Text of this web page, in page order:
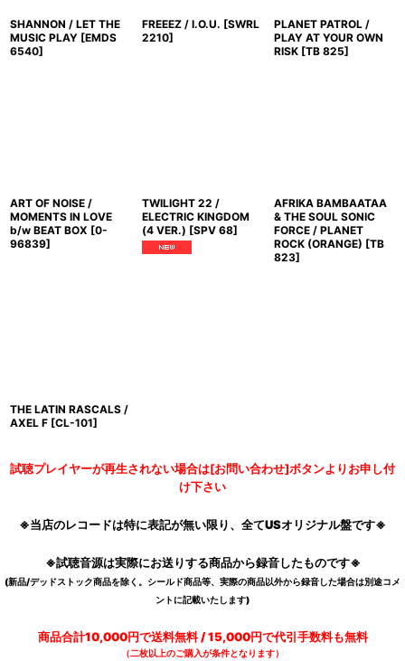
SHANNON / LET THE
MUSIC PLAY [EMDS
6540]
FREEEZ / I.O.U. [SWRL
2210]
PLANET PATROL /
PLAY AT YOUR OWN
RISK [TB 825]
ART OF NOISE /
MOMENTS IN LOVE
b/w BEAT BOX [0-
96839]
TWILIGHT 22 /
ELECTRIC KINGDOM
(4 VER.) [SPV 68]
AFRIKA BAMBAATAA
& THE SOUL SONIC
FORCE / PLANET
ROCK (ORANGE) [TB
823]
THE LATIN RASCALS /
AXEL F [CL-101]
試聴プレイヤーが再生されない場合は[お問い合わせ]ボタンよりお申し付
け下さい
※当店のレコードは特に表記が無い限り、全てUSオリジナル盤です※
※試聴音源は実際にお送りする商品から録音したものです※
(新品/デッドストック商品を除く。シールド商品等、実際の商品以外から録音した場合は別途コメ
ントに記載いたします)
商品合計10,000円で送料無料 / 15,000円で代引手数料も無料
（二枚以上のご購入が条件となります）